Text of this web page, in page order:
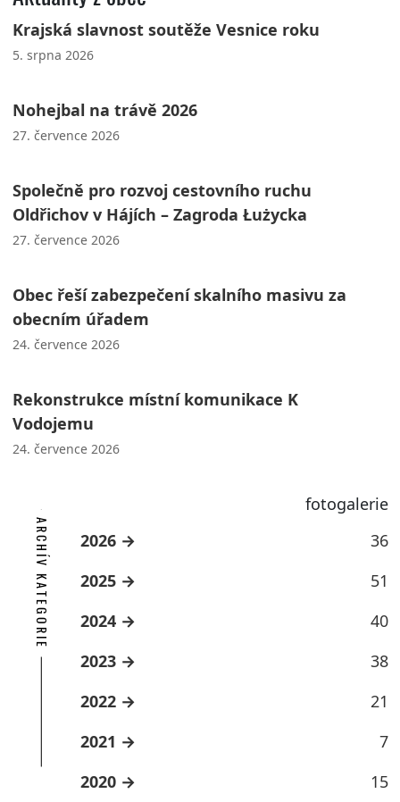
Krajská slavnost soutěže Vesnice roku
5. srpna 2026
Nohejbal na trávě 2026
27. července 2026
Společně pro rozvoj cestovního ruchu
Oldřichov v Hájích – Zagroda Łużycka
27. července 2026
Obec řeší zabezpečení skalního masivu za
obecním úřadem
24. července 2026
Rekonstrukce místní komunikace K
Vodojemu
24. července 2026
fotogalerie
ARCHÍV KATEGORIE 2026
36
2025
51
2024
40
2023
38
2022
21
2021
7
2020
15